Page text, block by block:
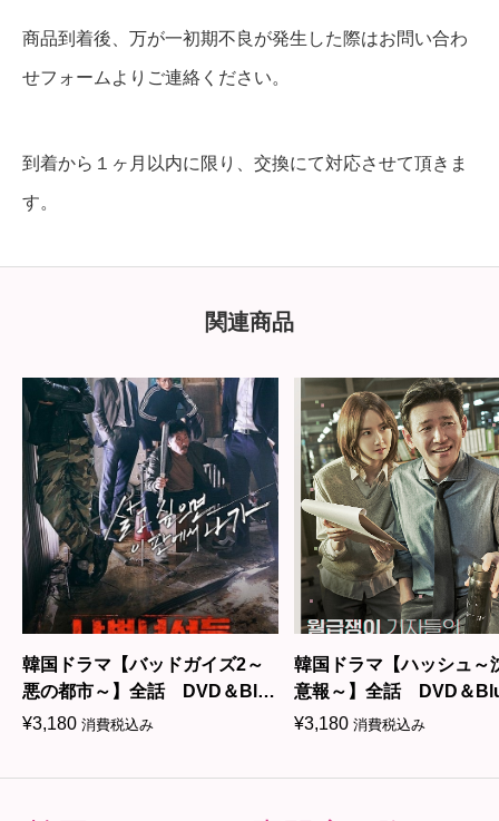
商品到着後、万が一初期不良が発生した際はお問い合わ
せフォームよりご連絡ください。
到着から１ヶ月以内に限り、交換にて対応させて頂きま
す。
関連商品
韓国ドラマ【バッドガイズ2～
悪の都市～】全話 DVD＆Blu-
ray
¥3,180 消費税込み
韓国ドラマ【ハッシュ～
意報～】全話 DVD＆
¥3,180 消費税込み